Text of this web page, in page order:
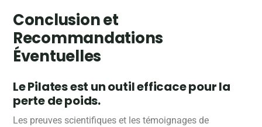
Conclusion et
Recommandations
Éventuelles
Le Pilates est un outil efficace pour la
perte de poids.
Les preuves scientifiques et les témoignages de